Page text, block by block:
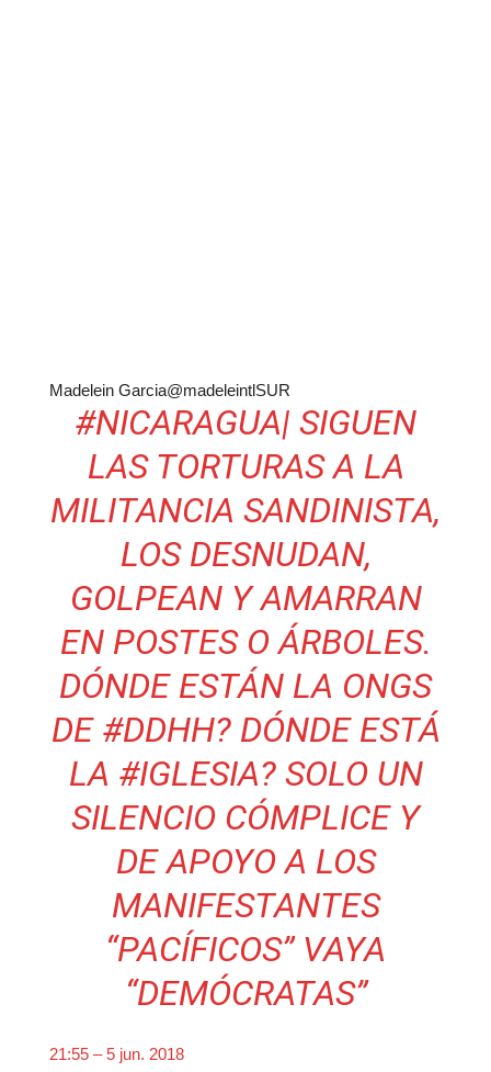
Madelein Garcia@madeleintlSUR
#NICARAGUA| SIGUEN
LAS TORTURAS A LA
MILITANCIA SANDINISTA,
LOS DESNUDAN,
GOLPEAN Y AMARRAN
EN POSTES O ÁRBOLES.
DÓNDE ESTÁN LA ONGS
DE #DDHH? DÓNDE ESTÁ
LA #IGLESIA? SOLO UN
SILENCIO CÓMPLICE Y
DE APOYO A LOS
MANIFESTANTES
“PACÍFICOS” VAYA
“DEMÓCRATAS”
21:55 – 5 jun. 2018